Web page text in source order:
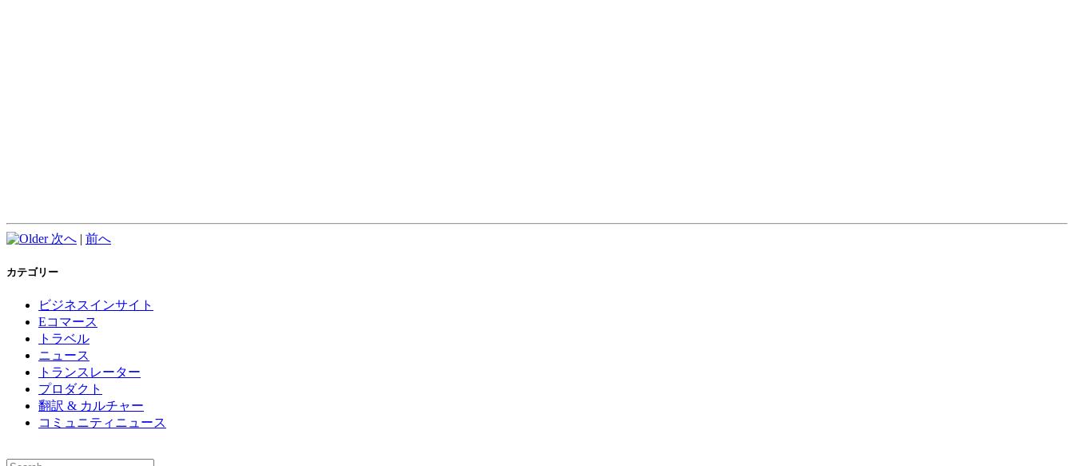
次へ | 前へ
カテゴリー
ビジネスインサイト
Eコマース
トラベル
ニュース
トランスレーター
プロダクト
翻訳 & カルチャー
コミュニティニュース